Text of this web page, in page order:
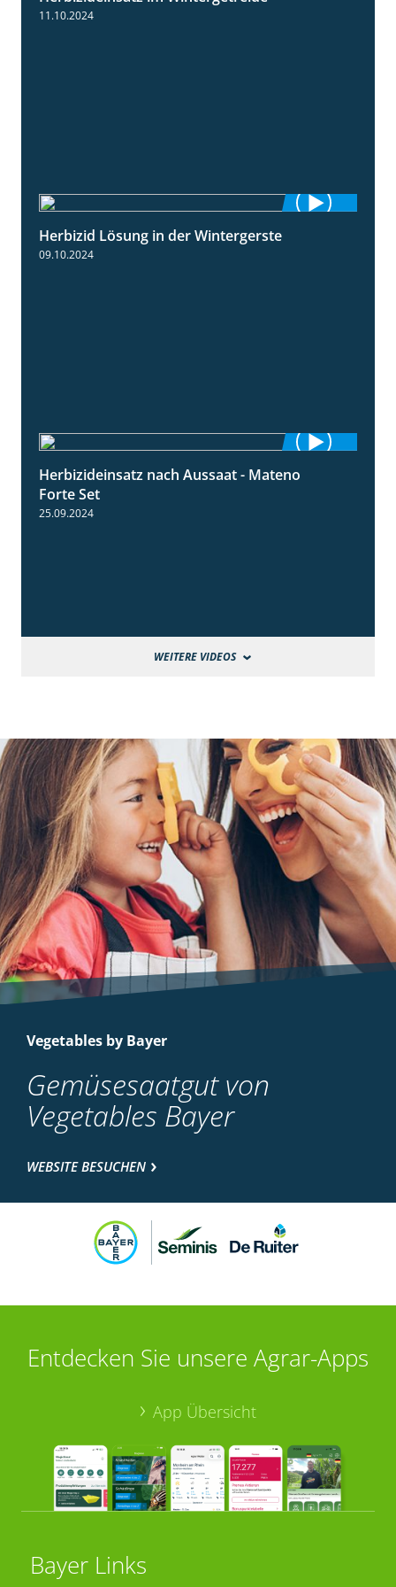
11.10.2024
Herbizid Lösung in der Wintergerste
09.10.2024
Herbizideinsatz nach Aussaat - Mateno
Forte Set
25.09.2024
WEITERE VIDEOS
Vegetables by Bayer
Gemüsesaatgut von
Vegetables Bayer
WEBSITE BESUCHEN
Entdecken Sie unsere Agrar-Apps
App Übersicht
Bayer Links